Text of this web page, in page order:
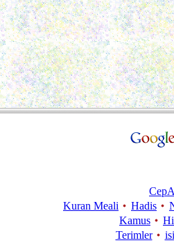
Kuran Meali
Hadis
Kamus
Terimler